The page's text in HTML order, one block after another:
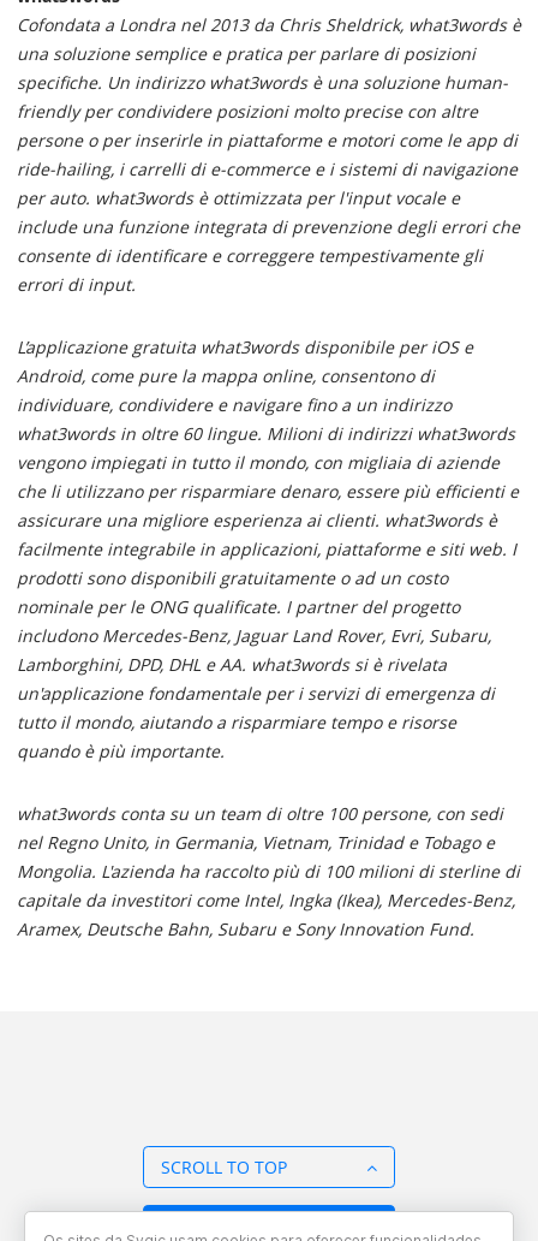
Cofondata a Londra nel 2013 da Chris Sheldrick, what3words è
una soluzione semplice e pratica per parlare di posizioni
specifiche. Un indirizzo what3words è una soluzione human-
friendly per condividere posizioni molto precise con altre
persone o per inserirle in piattaforme e motori come le app di
ride-hailing, i carrelli di e-commerce e i sistemi di navigazione
per auto. what3words è ottimizzata per l'input vocale e
include una funzione integrata di prevenzione degli errori che
consente di identificare e correggere tempestivamente gli
errori di input.
L’applicazione gratuita what3words disponibile per iOS e
Android, come pure la mappa online, consentono di
individuare, condividere e navigare fino a un indirizzo
what3words in oltre 60 lingue. Milioni di indirizzi what3words
vengono impiegati in tutto il mondo, con migliaia di aziende
che li utilizzano per risparmiare denaro, essere più efficienti e
assicurare una migliore esperienza ai clienti. what3words è
facilmente integrabile in applicazioni, piattaforme e siti web. I
prodotti sono disponibili gratuitamente o ad un costo
nominale per le ONG qualificate. I partner del progetto
includono Mercedes-Benz, Jaguar Land Rover, Evri, Subaru,
Lamborghini, DPD, DHL e AA. what3words si è rivelata
un'applicazione fondamentale per i servizi di emergenza di
tutto il mondo, aiutando a risparmiare tempo e risorse
quando è più importante.
what3words conta su un team di oltre 100 persone, con sedi
nel Regno Unito, in Germania, Vietnam, Trinidad e Tobago e
Mongolia. L'azienda ha raccolto più di 100 milioni di sterline di
capitale da investitori come Intel, Ingka (Ikea), Mercedes-Benz,
Aramex, Deutsche Bahn, Subaru e Sony Innovation Fund.
SCROLL TO TOP